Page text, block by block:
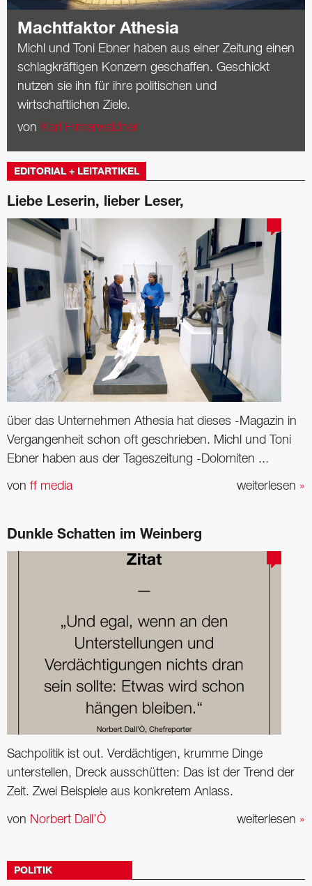
Machtfaktor Athesia
Michl und Toni Ebner haben aus einer ­Zeitung einen
schlagkräftigen Konzern geschaffen. Geschickt
nutzen sie ihn für ihre politischen und
wirtschaftlichen Ziele.
von Karl Hinterwaldner
EDITORIAL + LEITARTIKEL
Liebe Leserin, lieber Leser,
über das Unternehmen Athesia hat dieses -Magazin in
Vergangenheit schon oft geschrieben. Michl und Toni
Ebner haben aus der Tageszeitung -Dolomiten ...
weiterlesen »
von ff media
Dunkle Schatten im Weinberg
Sachpolitik ist out. Verdächtigen, krumme Dinge
unterstellen, Dreck ausschütten: Das ist der Trend der
Zeit. Zwei Beispiele aus konkretem Anlass.
weiterlesen »
von Norbert Dall’Ò
POLITIK